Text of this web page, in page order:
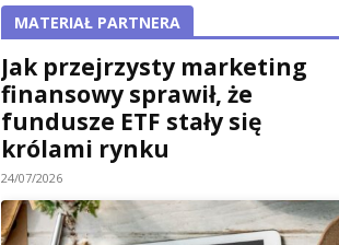
MATERIAŁ PARTNERA
Jak przejrzysty marketing
finansowy sprawił, że
fundusze ETF stały się
królami rynku
24/07/2026